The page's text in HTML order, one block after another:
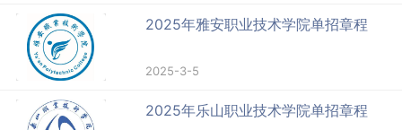
2025年雅安职业技术学院单招章程
2025-3-5
2025年乐山职业技术学院单招章程